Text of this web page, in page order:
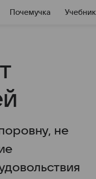
Почемучка Учебник
не